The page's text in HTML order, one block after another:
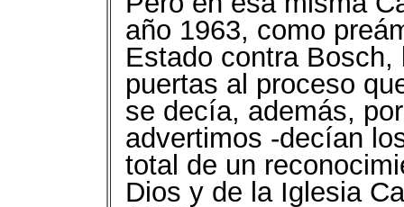
año 1963, como
Estado contra
puertas al proceso
se decía, además,
advertimos -decían
total de un
Dios y de la Iglesia